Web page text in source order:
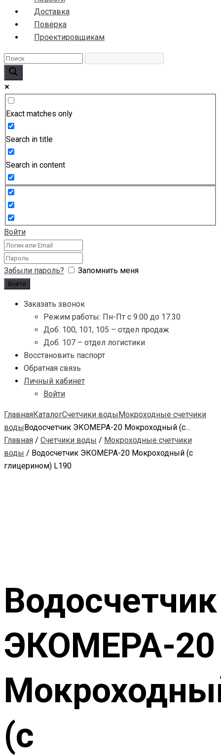
Доставка
Поверка
Проектировщикам
Exact matches only
Search in title
Search in content
Войти
Забыли пароль? Запомнить меня
Заказать звонок
Режим работы: Пн-Пт с 9.00 до 17.30
Доб. 100, 101, 105 – отдел продаж
Доб. 107 – отдел логистики
Восстановить паспорт
Обратная связь
Личный кабинет
Войти
ГлавнаяКаталогСчетчики водыМокроходные счетчики
водыВодосчетчик ЭКОМЕРА-20 Мокроходный (с...
Главная / Счетчики воды / Мокроходные счетчики
воды / Водосчетчик ЭКОМЕРА-20 Мокроходный (с
глицерином) L190
Водосчетчик
ЭКОМЕРА-20
(с